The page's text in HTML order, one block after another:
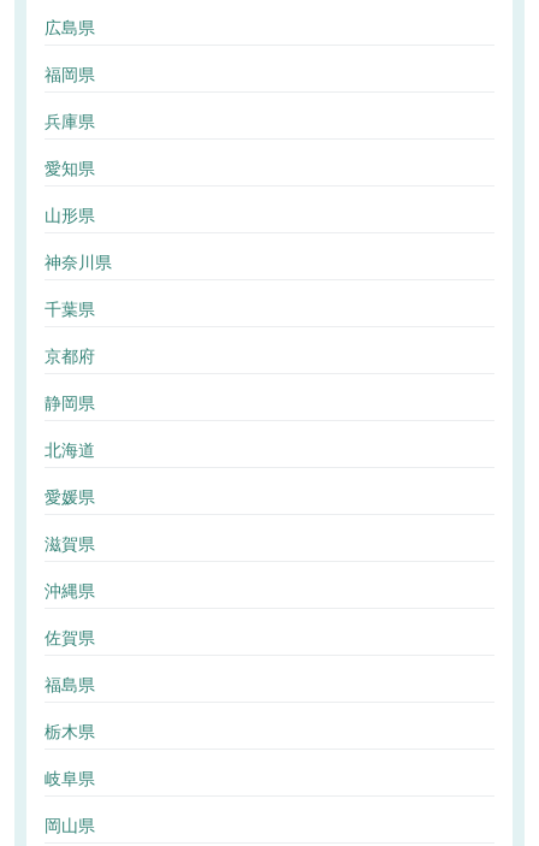
広島県
福岡県
兵庫県
愛知県
山形県
神奈川県
千葉県
京都府
静岡県
北海道
愛媛県
滋賀県
沖縄県
佐賀県
福島県
栃木県
岐阜県
岡山県